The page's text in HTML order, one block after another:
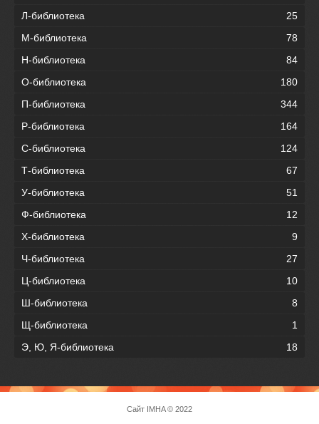
Л-библиотека
25
М-библиотека
78
Н-библиотека
84
О-библиотека
180
П-библиотека
344
Р-библиотека
164
С-библиотека
124
Т-библиотека
67
У-библиотека
51
Ф-библиотека
12
Х-библиотека
9
Ч-библиотека
27
Ц-библиотека
10
Ш-библиотека
8
Щ-библиотека
1
Э, Ю, Я-библиотека
18
Сайт IMHA© 2022